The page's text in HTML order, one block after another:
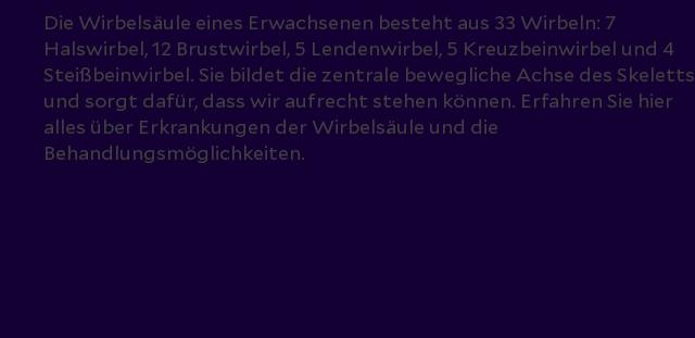
Die Wirbelsäule eines Erwachsenen besteht aus 33 Wirbeln: 7
Halswirbel, 12 Brustwirbel, 5 Lendenwirbel, 5 Kreuzbeinwirbel und 4
Steißbeinwirbel. Sie bildet die zentrale bewegliche Achse des Skeletts
und sorgt dafür, dass wir aufrecht stehen können. Erfahren Sie hier
alles über Erkrankungen der Wirbelsäule und die
Behandlungsmöglichkeiten.